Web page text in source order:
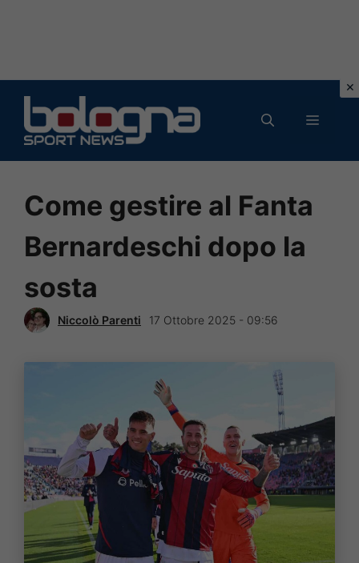
contenuto
MENU
Come gestire al Fanta
Bernardeschi dopo la
sosta
Niccolò Parenti 17 Ottobre 2025 - 09:56